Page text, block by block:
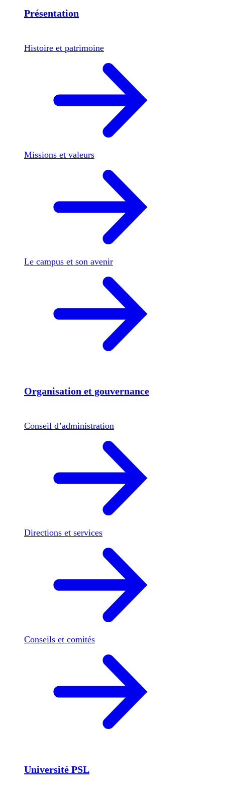
Présentation
Histoire et patrimoine
Missions et valeurs
Le campus et son avenir
Organisation et gouvernance
Conseil d’administration
Directions et services
Conseils et comités
Université PSL